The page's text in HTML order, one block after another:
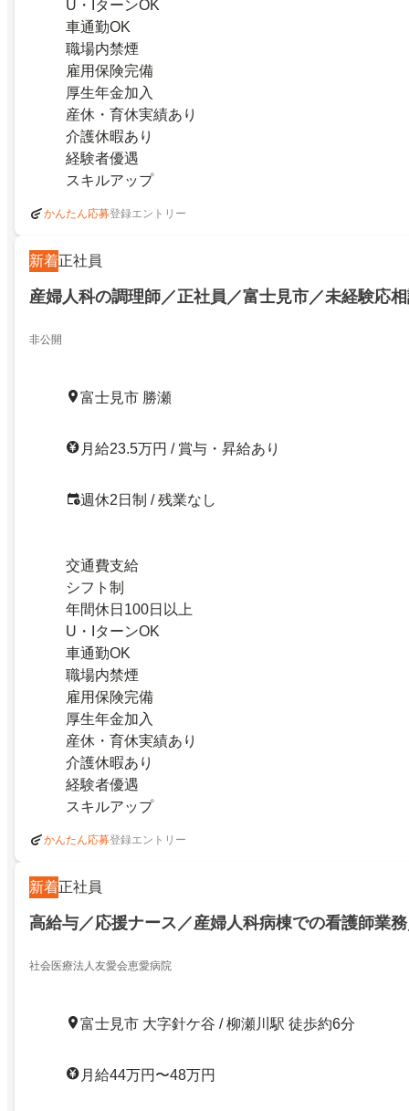
U・IターンOK
車通勤OK
職場内禁煙
雇用保険完備
厚生年金加入
産休・育休実績あり
介護休暇あり
経験者優遇
スキルアップ
かんたん応募登録エントリー
新着正社員
産婦人科の調理師／正社員／富士見市／未経験応
非公開
富士見市 勝瀬
月給23.5万円 / 賞与・昇給あり
週休2日制 / 残業なし
交通費支給
シフト制
年間休日100日以上
U・IターンOK
車通勤OK
職場内禁煙
雇用保険完備
厚生年金加入
産休・育休実績あり
介護休暇あり
経験者優遇
スキルアップ
かんたん応募登録エントリー
新着正社員
高給与／応援ナース／産婦人科病棟での看護師業
社会医療法人友愛会恵愛病院
富士見市 大字針ケ谷 / 柳瀬川駅 徒歩約6分
月給44万円〜48万円